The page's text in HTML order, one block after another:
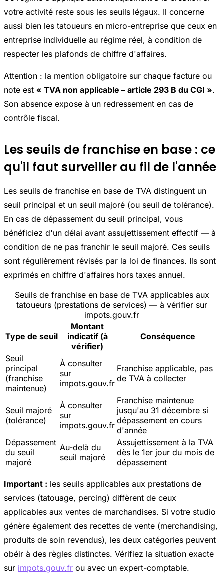
votre activité reste sous les seuils légaux. Il concerne
aussi bien les tatoueurs en micro-entreprise que ceux en
entreprise individuelle au régime réel, à condition de
respecter les plafonds de chiffre d'affaires.
Attention : la mention obligatoire sur chaque facture ou
note est « TVA non applicable – article 293 B du CGI ».
Son absence expose à un redressement en cas de
contrôle fiscal.
Les seuils de franchise en base : ce
qu'il faut surveiller au fil de l'année
Les seuils de franchise en base de TVA distinguent un
seuil principal et un seuil majoré (ou seuil de tolérance).
En cas de dépassement du seuil principal, vous
bénéficiez d'un délai avant assujettissement effectif — à
condition de ne pas franchir le seuil majoré. Ces seuils
sont régulièrement révisés par la loi de finances. Ils sont
exprimés en chiffre d'affaires hors taxes annuel.
Seuils de franchise en base de TVA applicables aux
tatoueurs (prestations de services) — à vérifier sur
impots.gouv.fr
Type de seuil
Montant
indicatif (à
vérifier)
Conséquence
Seuil
principal
(franchise
maintenue)
À consulter
sur
impots.gouv.fr
Franchise applicable, pas
de TVA à collecter
Seuil majoré
(tolérance)
À consulter
sur
impots.gouv.fr
Franchise maintenue
jusqu'au 31 décembre si
dépassement en cours
d'année
Dépassement
du seuil
majoré
Au-delà du
seuil majoré
Assujettissement à la TVA
dès le 1er jour du mois de
dépassement
Important : les seuils applicables aux prestations de
services (tatouage, percing) diffèrent de ceux
applicables aux ventes de marchandises. Si votre studio
génère également des recettes de vente (merchandising,
produits de soin revendus), les deux catégories peuvent
obéir à des règles distinctes. Vérifiez la situation exacte
sur impots.gouv.fr ou avec un expert-comptable.